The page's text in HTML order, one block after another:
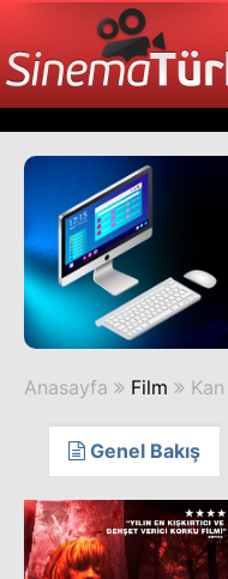
Anasayfa Film
Genel Bakış